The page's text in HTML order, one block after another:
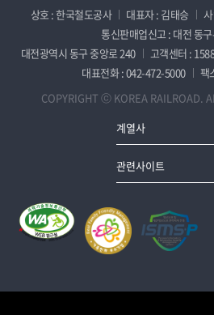
상호 : 한국철도공사 대표자 : 김태승
통신판매업신고 : 대전 동
대전광역시 동구 중앙로 240
고객센터 :
대표전화 : 042-472-5000
팩
COPYRIGHT ⓒ KOREA RAILROAD.
계열사
관련사이트